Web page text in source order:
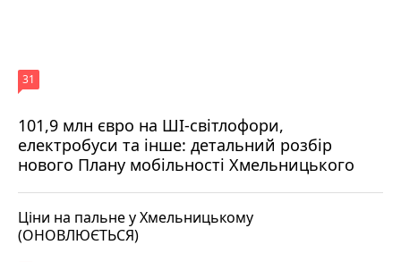
101,9 млн євро на ШІ-світлофори,
електробуси та інше: детальний розбір
нового Плану мобільності Хмельницького
31
Ціни на пальне у Хмельницькому
(ОНОВЛЮЄТЬСЯ)